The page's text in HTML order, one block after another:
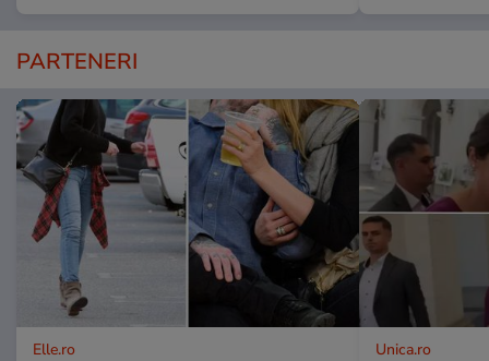
PARTENERI
Elle.ro Unica.ro